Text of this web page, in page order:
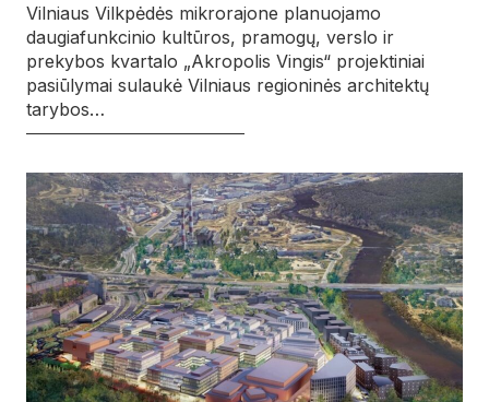
Vilniaus Vilkpėdės mikrorajone planuojamo
daugiafunkcinio kultūros, pramogų, verslo ir
prekybos kvartalo „Akropolis Vingis“ projektiniai
pasiūlymai sulaukė Vilniaus regioninės architektų
tarybos…